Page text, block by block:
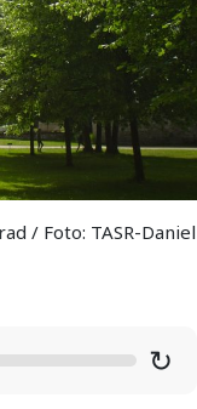
/ Foto: TASR-Daniel
↻